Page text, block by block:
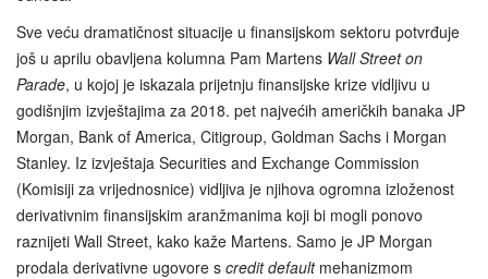
Sve veću dramatičnost situacije u finansijskom sektoru potvrđuje
još u aprilu obavljena kolumna Pam Martens Wall Street on
Parade, u kojoj je iskazala prijetnju finansijske krize vidljivu u
godišnjim izvještajima za 2018. pet najvećih američkih banaka JP
Morgan, Bank of America, Citigroup, Goldman Sachs i Morgan
Stanley. Iz izvještaja Securities and Exchange Commission
(Komisiji za vrijednosnice) vidljiva je njihova ogromna izloženost
derivativnim finansijskim aranžmanima koji bi mogli ponovo
raznijeti Wall Street, kako kaže Martens. Samo je JP Morgan
prodala derivativne ugovore s credit defaultmehanizmom